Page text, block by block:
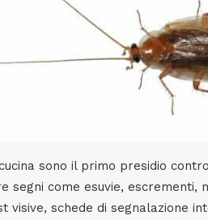
sono il primo presidio
come esuvie, escrementi,
visive, schede di segnalazione